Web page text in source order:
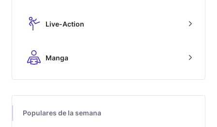
Live-Action
Manga
Populares de la semana